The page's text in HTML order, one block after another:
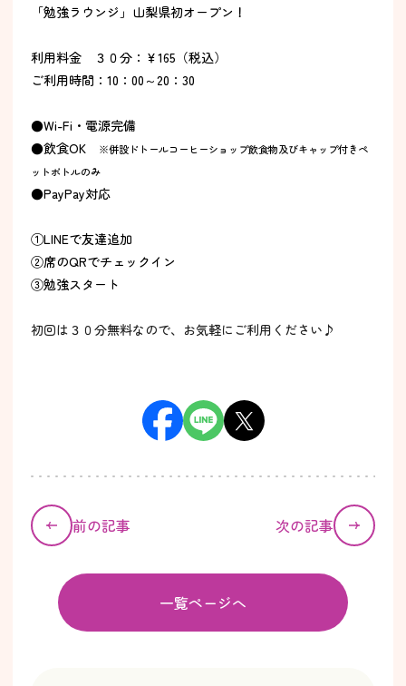
「勉強ラウンジ」山梨県初オープン！
利用料金 ３０分：￥165（税込）
ご利用時間：10：00～20：30
●Wi-Fi・電源完備
●飲食OK
※併設ドトールコーヒーショップ飲食物及びキャップ付きペ
ットボトルのみ
●PayPay対応
①LINEで友達追加
②席のQRでチェックイン
③勉強スタート
初回は３０分無料なので、お気軽にご利用ください♪
前の記事 次の記事
一覧ページへ